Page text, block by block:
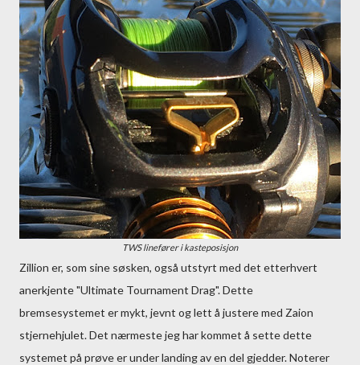
TWS linefører i kasteposisjon
Zillion er, som sine søsken, også utstyrt med det etterhvert
anerkjente "Ultimate Tournament Drag". Dette
bremsesystemet er mykt, jevnt og lett å justere med Zaion
stjernehjulet. Det nærmeste jeg har kommet å sette dette
systemet på prøve er under landing av en del gjedder. Noterer